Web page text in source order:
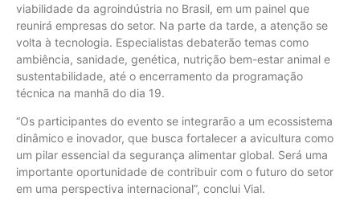
viabilidade da agroindústria no Brasil, em um painel que
reunirá empresas do setor. Na parte da tarde, a atenção se
volta à tecnologia. Especialistas debaterão temas como
ambiência, sanidade, genética, nutrição bem-estar animal e
sustentabilidade, até o encerramento da programação
técnica na manhã do dia 19.
“Os participantes do evento se integrarão a um ecossistema
dinâmico e inovador, que busca fortalecer a avicultura como
um pilar essencial da segurança alimentar global. Será uma
importante oportunidade de contribuir com o futuro do setor
em uma perspectiva internacional”, conclui Vial.